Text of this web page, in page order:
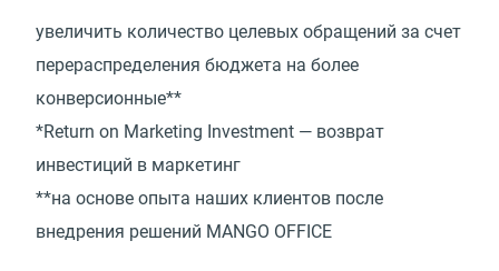
увеличить количество целевых обращений за счет
перераспределения бюджета на более
конверсионные**
*Return on Marketing Investment — возврат
инвестиций в маркетинг
**на основе опыта наших клиентов после
внедрения решений MANGO OFFICE